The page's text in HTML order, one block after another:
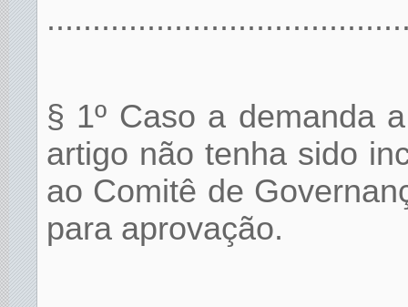
§ 1º Caso a demanda
artigo não tenha sido
ao Comitê de
para aprovação.